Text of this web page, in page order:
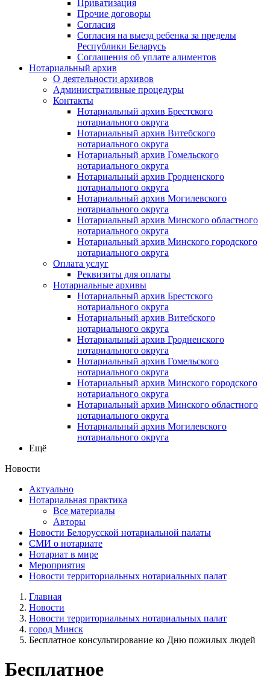
Приватизация
Прочие договоры
Согласия
Согласия на выезд ребенка за пределы
Республики Беларусь
Соглашения об уплате алиментов
Нотариальный архив
О деятельности архивов
Административные процедуры
Контакты
Нотариальный архив Брестского
нотариального округа
Нотариальный архив Витебского
нотариального округа
Нотариальный архив Гомельского
нотариального округа
Нотариальный архив Гродненского
нотариального округа
Нотариальный архив Могилевского
нотариального округа
Нотариальный архив Минского областного
нотариального округа
Нотариальный архив Минского городского
нотариального округа
Оплата услуг
Реквизиты для оплаты
Нотариальные архивы
Нотариальный архив Брестского
нотариального округа
Нотариальный архив Витебского
нотариального округа
Нотариальный архив Гродненского
нотариального округа
Нотариальный архив Гомельского
нотариального округа
Нотариальный архив Минского городского
нотариального округа
Нотариальный архив Минского областного
нотариального округа
Нотариальный архив Могилевского
нотариального округа
Ещё
Новости
Актуально
Нотариальная практика
Все материалы
Авторы
Новости Белорусской нотариальной палаты
СМИ о нотариате
Нотариат в мире
Мероприятия
Новости территориальных нотариальных палат
Главная
Новости
Новости территориальных нотариальных палат
город Минск
Бесплатное консультирование ко Дню пожилых людей
Бесплатное